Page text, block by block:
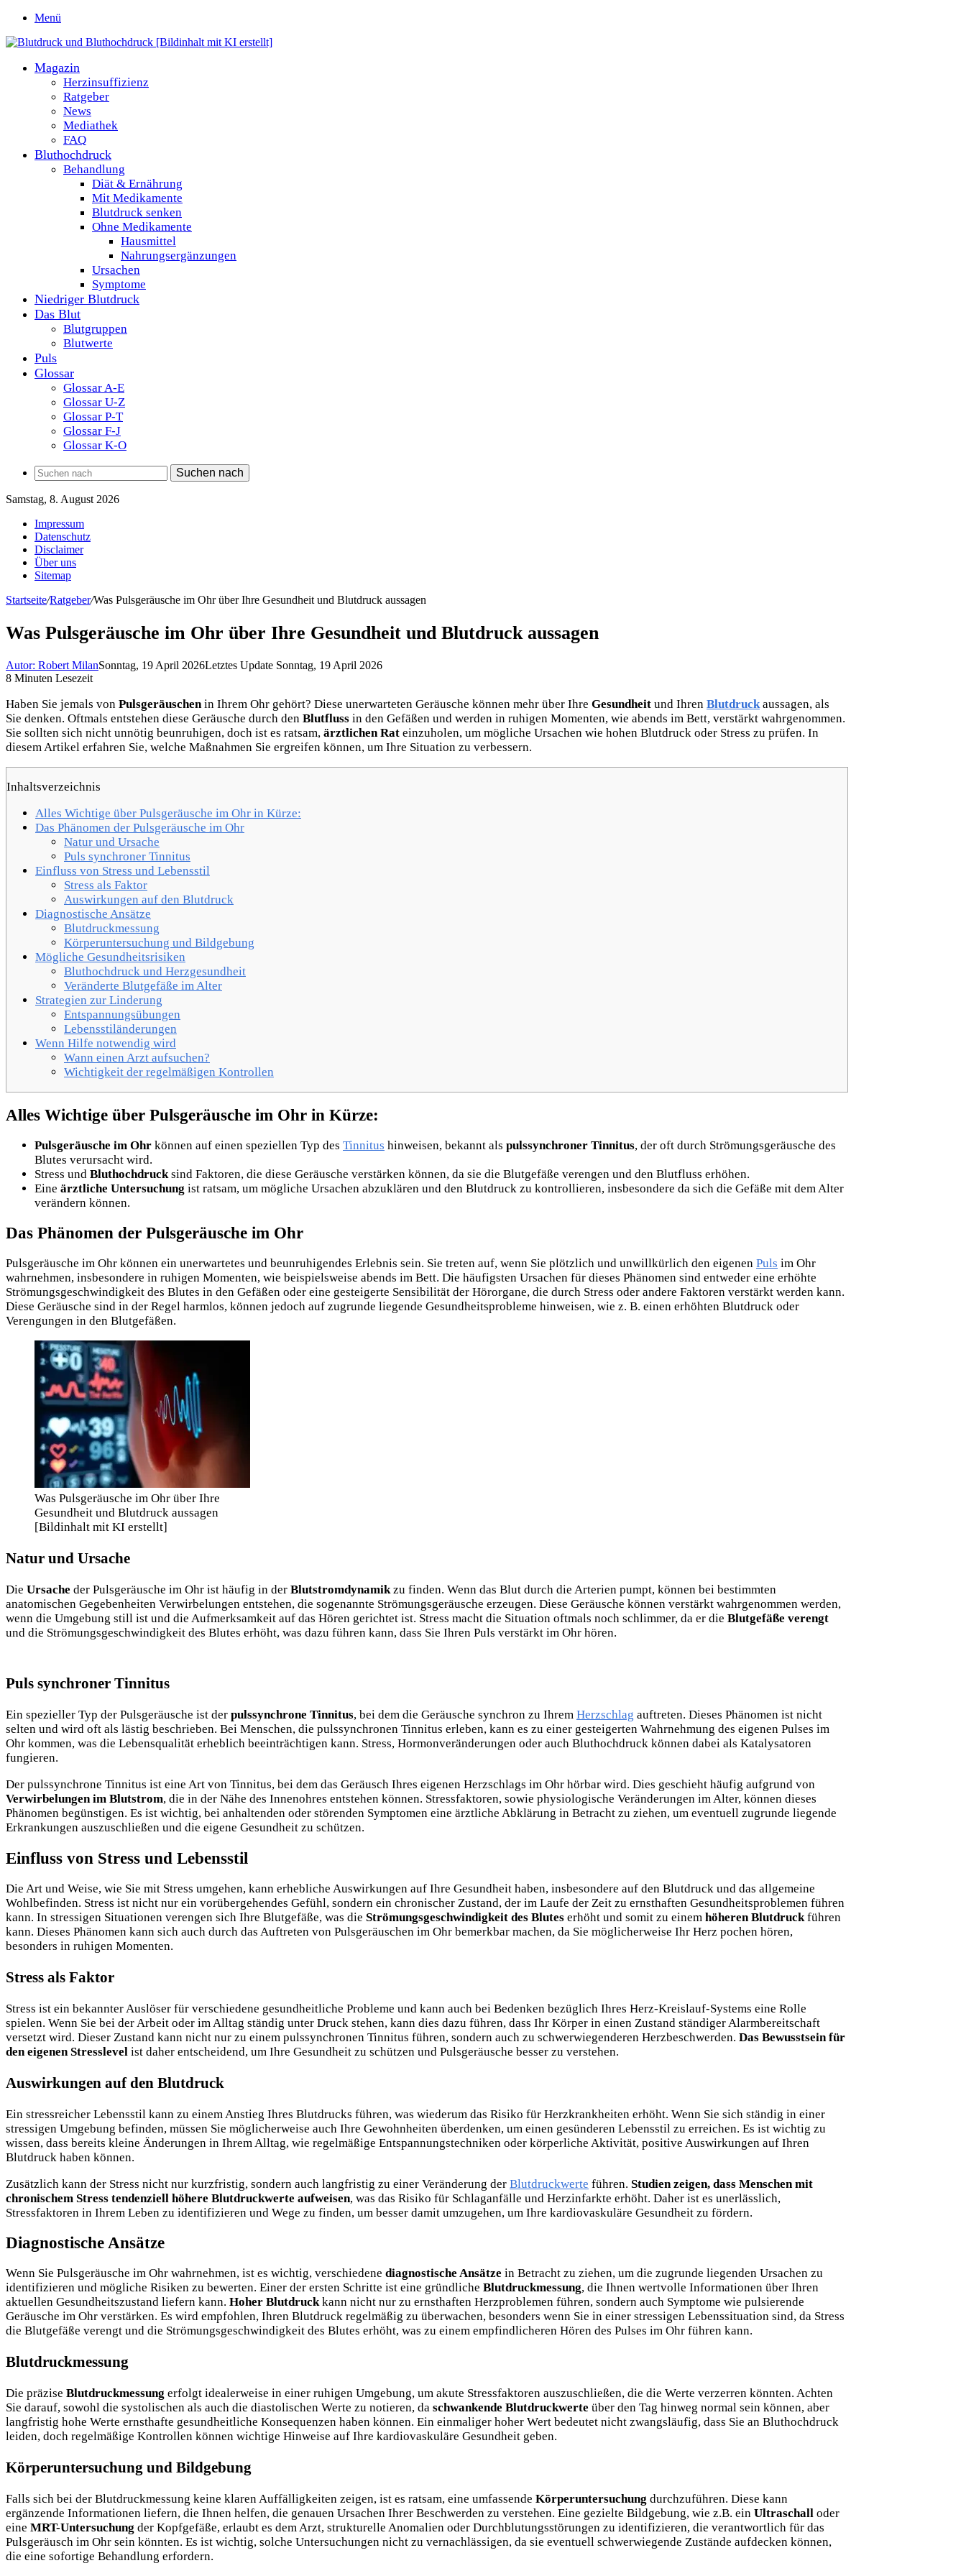
Menü
Magazin
Herzinsuffizienz
Ratgeber
News
Mediathek
FAQ
Bluthochdruck
Behandlung
Diät & Ernährung
Mit Medikamente
Blutdruck senken
Ohne Medikamente
Hausmittel
Nahrungsergänzungen
Ursachen
Symptome
Niedriger Blutdruck
Das Blut
Blutgruppen
Blutwerte
Puls
Glossar
Glossar A-E
Glossar U-Z
Glossar P-T
Glossar F-J
Glossar K-O
Suchen nach
Samstag, 8. August 2026
Impressum
Datenschutz
Disclaimer
Über uns
Sitemap
Startseite/Ratgeber/Was Pulsgeräusche im Ohr über Ihre Gesundheit und Blutdruck aussagen
Was Pulsgeräusche im Ohr über Ihre Gesundheit und Blutdruck aussagen
Autor: Robert MilanSonntag, 19 April 2026Letztes Update Sonntag, 19 April 2026
8 Minuten Lesezeit
Haben Sie jemals von Pulsgeräuschenin Ihrem Ohr gehört? Diese unerwarteten Geräusche können mehr über Ihre Gesundheit und Ihren Blutdruckaussagen, als
Sie denken. Oftmals entstehen diese Geräusche durch den Blutfluss in den Gefäßen und werden in ruhigen Momenten, wie abends im Bett, verstärkt wahrgenommen.
Sie sollten sich nicht unnötig beunruhigen, doch ist es ratsam, ärztlichen Rat einzuholen, um mögliche Ursachen wie hohen Blutdruck oder Stress zu prüfen. In
diesem Artikel erfahren Sie, welche Maßnahmen Sie ergreifen können, um Ihre Situation zu verbessern.
Inhaltsverzeichnis
Alles Wichtige über Pulsgeräusche im Ohr in Kürze:
Das Phänomen der Pulsgeräusche im Ohr
Natur und Ursache
Puls synchroner Tinnitus
Einfluss von Stress und Lebensstil
Stress als Faktor
Auswirkungen auf den Blutdruck
Diagnostische Ansätze
Blutdruckmessung
Körperuntersuchung und Bildgebung
Mögliche Gesundheitsrisiken
Bluthochdruck und Herzgesundheit
Veränderte Blutgefäße im Alter
Strategien zur Linderung
Entspannungsübungen
Lebensstiländerungen
Wenn Hilfe notwendig wird
Wann einen Arzt aufsuchen?
Wichtigkeit der regelmäßigen Kontrollen
Alles Wichtige über Pulsgeräusche im Ohr in Kürze:
Pulsgeräusche im Ohr können auf einen speziellen Typ des Tinnitus hinweisen, bekannt als pulssynchroner Tinnitus, der oft durch Strömungsgeräusche des
Blutes verursacht wird.
Stress und Bluthochdrucksind Faktoren, die diese Geräusche verstärken können, da sie die Blutgefäße verengen und den Blutfluss erhöhen.
Eine ärztliche Untersuchung ist ratsam, um mögliche Ursachen abzuklären und den Blutdruck zu kontrollieren, insbesondere da sich die Gefäße mit dem Alter
verändern können.
Das Phänomen der Pulsgeräusche im Ohr
Pulsgeräusche im Ohr können ein unerwartetes und beunruhigendes Erlebnis sein. Sie treten auf, wenn Sie plötzlich und unwillkürlich den eigenen Puls im Ohr
wahrnehmen, insbesondere in ruhigen Momenten, wie beispielsweise abends im Bett. Die häufigsten Ursachen für dieses Phänomen sind entweder eine erhöhte
Strömungsgeschwindigkeit des Blutes in den Gefäßen oder eine gesteigerte Sensibilität der Hörorgane, die durch Stress oder andere Faktoren verstärkt werden kann.
Diese Geräusche sind in der Regel harmlos, können jedoch auf zugrunde liegende Gesundheitsprobleme hinweisen, wie z. B. einen erhöhten Blutdruck oder
Verengungen in den Blutgefäßen.
Was Pulsgeräusche im Ohr über Ihre
Gesundheit und Blutdruck aussagen
[Bildinhalt mit KI erstellt]
Natur und Ursache
Die Ursache der Pulsgeräusche im Ohr ist häufig in der Blutstromdynamikzu finden. Wenn das Blut durch die Arterien pumpt, können bei bestimmten
anatomischen Gegebenheiten Verwirbelungen entstehen, die sogenannte Strömungsgeräusche erzeugen. Diese Geräusche können verstärkt wahrgenommen werden,
wenn die Umgebung still ist und die Aufmerksamkeit auf das Hören gerichtet ist. Stress macht die Situation oftmals noch schlimmer, da er die Blutgefäße verengt
und die Strömungsgeschwindigkeit des Blutes erhöht, was dazu führen kann, dass Sie Ihren Puls verstärkt im Ohr hören.
Puls synchroner Tinnitus
Ein spezieller Typ der Pulsgeräusche ist der pulssynchrone Tinnitus, bei dem die Geräusche synchron zu Ihrem Herzschlag auftreten. Dieses Phänomen ist nicht
selten und wird oft als lästig beschrieben. Bei Menschen, die pulssynchronen Tinnitus erleben, kann es zu einer gesteigerten Wahrnehmung des eigenen Pulses im
Ohr kommen, was die Lebensqualität erheblich beeinträchtigen kann. Stress, Hormonveränderungen oder auch Bluthochdruck können dabei als Katalysatoren
fungieren.
Der pulssynchrone Tinnitus ist eine Art von Tinnitus, bei dem das Geräusch Ihres eigenen Herzschlags im Ohr hörbar wird. Dies geschieht häufig aufgrund von
Verwirbelungen im Blutstrom, die in der Nähe des Innenohres entstehen können. Stressfaktoren, sowie physiologische Veränderungen im Alter, können dieses
Phänomen begünstigen. Es ist wichtig, bei anhaltenden oder störenden Symptomen eine ärztliche Abklärung in Betracht zu ziehen, um eventuell zugrunde liegende
Erkrankungen auszuschließen und die eigene Gesundheit zu schützen.
Einfluss von Stress und Lebensstil
Die Art und Weise, wie Sie mit Stress umgehen, kann erhebliche Auswirkungen auf Ihre Gesundheit haben, insbesondere auf den Blutdruck und das allgemeine
Wohlbefinden. Stress ist nicht nur ein vorübergehendes Gefühl, sondern ein chronischer Zustand, der im Laufe der Zeit zu ernsthaften Gesundheitsproblemen führen
kann. In stressigen Situationen verengen sich Ihre Blutgefäße, was die Strömungsgeschwindigkeit des Blutes erhöht und somit zu einem höheren Blutdruck führen
kann. Dieses Phänomen kann sich auch durch das Auftreten von Pulsgeräuschen im Ohr bemerkbar machen, da Sie möglicherweise Ihr Herz pochen hören,
besonders in ruhigen Momenten.
Stress als Faktor
Stress ist ein bekannter Auslöser für verschiedene gesundheitliche Probleme und kann auch bei Bedenken bezüglich Ihres Herz-Kreislauf-Systems eine Rolle
spielen. Wenn Sie bei der Arbeit oder im Alltag ständig unter Druck stehen, kann dies dazu führen, dass Ihr Körper in einen Zustand ständiger Alarmbereitschaft
versetzt wird. Dieser Zustand kann nicht nur zu einem pulssynchronen Tinnitus führen, sondern auch zu schwerwiegenderen Herzbeschwerden. Das Bewusstsein für
den eigenen Stresslevel ist daher entscheidend, um Ihre Gesundheit zu schützen und Pulsgeräusche besser zu verstehen.
Auswirkungen auf den Blutdruck
Ein stressreicher Lebensstil kann zu einem Anstieg Ihres Blutdrucks führen, was wiederum das Risiko für Herzkrankheiten erhöht. Wenn Sie sich ständig in einer
stressigen Umgebung befinden, müssen Sie möglicherweise auch Ihre Gewohnheiten überdenken, um einen gesünderen Lebensstil zu erreichen. Es ist wichtig zu
wissen, dass bereits kleine Änderungen in Ihrem Alltag, wie regelmäßige Entspannungstechniken oder körperliche Aktivität, positive Auswirkungen auf Ihren
Blutdruck haben können.
Zusätzlich kann der Stress nicht nur kurzfristig, sondern auch langfristig zu einer Veränderung der Blutdruckwerte führen. Studien zeigen, dass Menschen mit
chronischem Stress tendenziell höhere Blutdruckwerte aufweisen, was das Risiko für Schlaganfälle und Herzinfarkte erhöht. Daher ist es unerlässlich,
Stressfaktoren in Ihrem Leben zu identifizieren und Wege zu finden, um besser damit umzugehen, um Ihre kardiovaskuläre Gesundheit zu fördern.
Diagnostische Ansätze
Wenn Sie Pulsgeräusche im Ohr wahrnehmen, ist es wichtig, verschiedene diagnostische Ansätze in Betracht zu ziehen, um die zugrunde liegenden Ursachen zu
identifizieren und mögliche Risiken zu bewerten. Einer der ersten Schritte ist eine gründliche Blutdruckmessung, die Ihnen wertvolle Informationen über Ihren
aktuellen Gesundheitszustand liefern kann. Hoher Blutdruck kann nicht nur zu ernsthaften Herzproblemen führen, sondern auch Symptome wie pulsierende
Geräusche im Ohr verstärken. Es wird empfohlen, Ihren Blutdruck regelmäßig zu überwachen, besonders wenn Sie in einer stressigen Lebenssituation sind, da Stress
die Blutgefäße verengt und die Strömungsgeschwindigkeit des Blutes erhöht, was zu einem empfindlicheren Hören des Pulses im Ohr führen kann.
Blutdruckmessung
Die präzise Blutdruckmessung erfolgt idealerweise in einer ruhigen Umgebung, um akute Stressfaktoren auszuschließen, die die Werte verzerren könnten. Achten
Sie darauf, sowohl die systolischen als auch die diastolischen Werte zu notieren, da schwankende Blutdruckwerte über den Tag hinweg normal sein können, aber
langfristig hohe Werte ernsthafte gesundheitliche Konsequenzen haben können. Ein einmaliger hoher Wert bedeutet nicht zwangsläufig, dass Sie an Bluthochdruck
leiden, doch regelmäßige Kontrollen können wichtige Hinweise auf Ihre kardiovaskuläre Gesundheit geben.
Körperuntersuchung und Bildgebung
Falls sich bei der Blutdruckmessung keine klaren Auffälligkeiten zeigen, ist es ratsam, eine umfassende Körperuntersuchung durchzuführen. Diese kann
ergänzende Informationen liefern, die Ihnen helfen, die genauen Ursachen Ihrer Beschwerden zu verstehen. Eine gezielte Bildgebung, wie z.B. ein Ultraschall oder
eine MRT-Untersuchung der Kopfgefäße, erlaubt es dem Arzt, strukturelle Anomalien oder Durchblutungsstörungen zu identifizieren, die verantwortlich für das
Pulsgeräusch im Ohr sein könnten. Es ist wichtig, solche Untersuchungen nicht zu vernachlässigen, da sie eventuell schwerwiegende Zustände aufdecken können,
die eine sofortige Behandlung erfordern.